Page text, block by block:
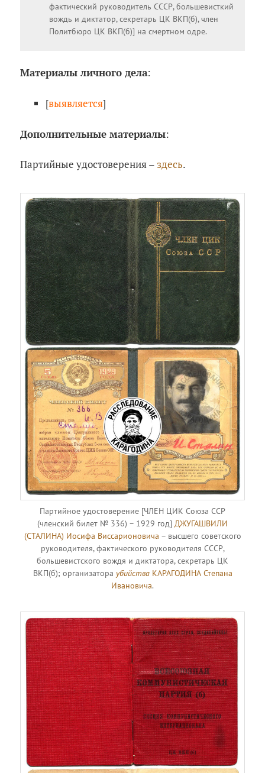
фактический руководитель СССР, большевисткий
вождь и диктатор, секретарь ЦК ВКП(б), член
Политбюро ЦК ВКП(б)] на смертном одре.
Материалы личного дела:
[выявляется]
Дополнительные материалы:
Партийные удостоверения – здесь.
Партийное удостоверение [ЧЛЕН ЦИК Союза ССР
(членский билет № 336) – 1929 год] ДЖУГАШВИЛИ
(СТАЛИНА) Иосифа Виссарионовича – высшего советского
руководителя, фактического руководителя СССР,
большевистского вождя и диктатора, секретарь ЦК
ВКП(б); организатора убийства КАРАГОДИНА Степана
Ивановича.